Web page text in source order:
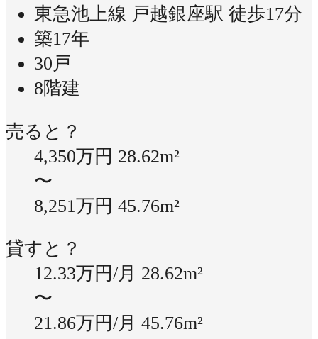
東急池上線 戸越銀座駅 徒歩17分
築17年
30戸
8階建
売ると？
4,350万円 28.62m²
〜
8,251万円 45.76m²
貸すと？
12.33万円/月 28.62m²
〜
21.86万円/月 45.76m²